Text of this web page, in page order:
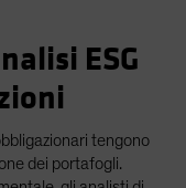
ESG
tengono
dei portafogli.